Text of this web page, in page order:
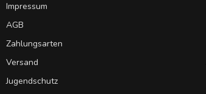
Impressum
AGB
Zahlungsarten
Versand
Jugendschutz